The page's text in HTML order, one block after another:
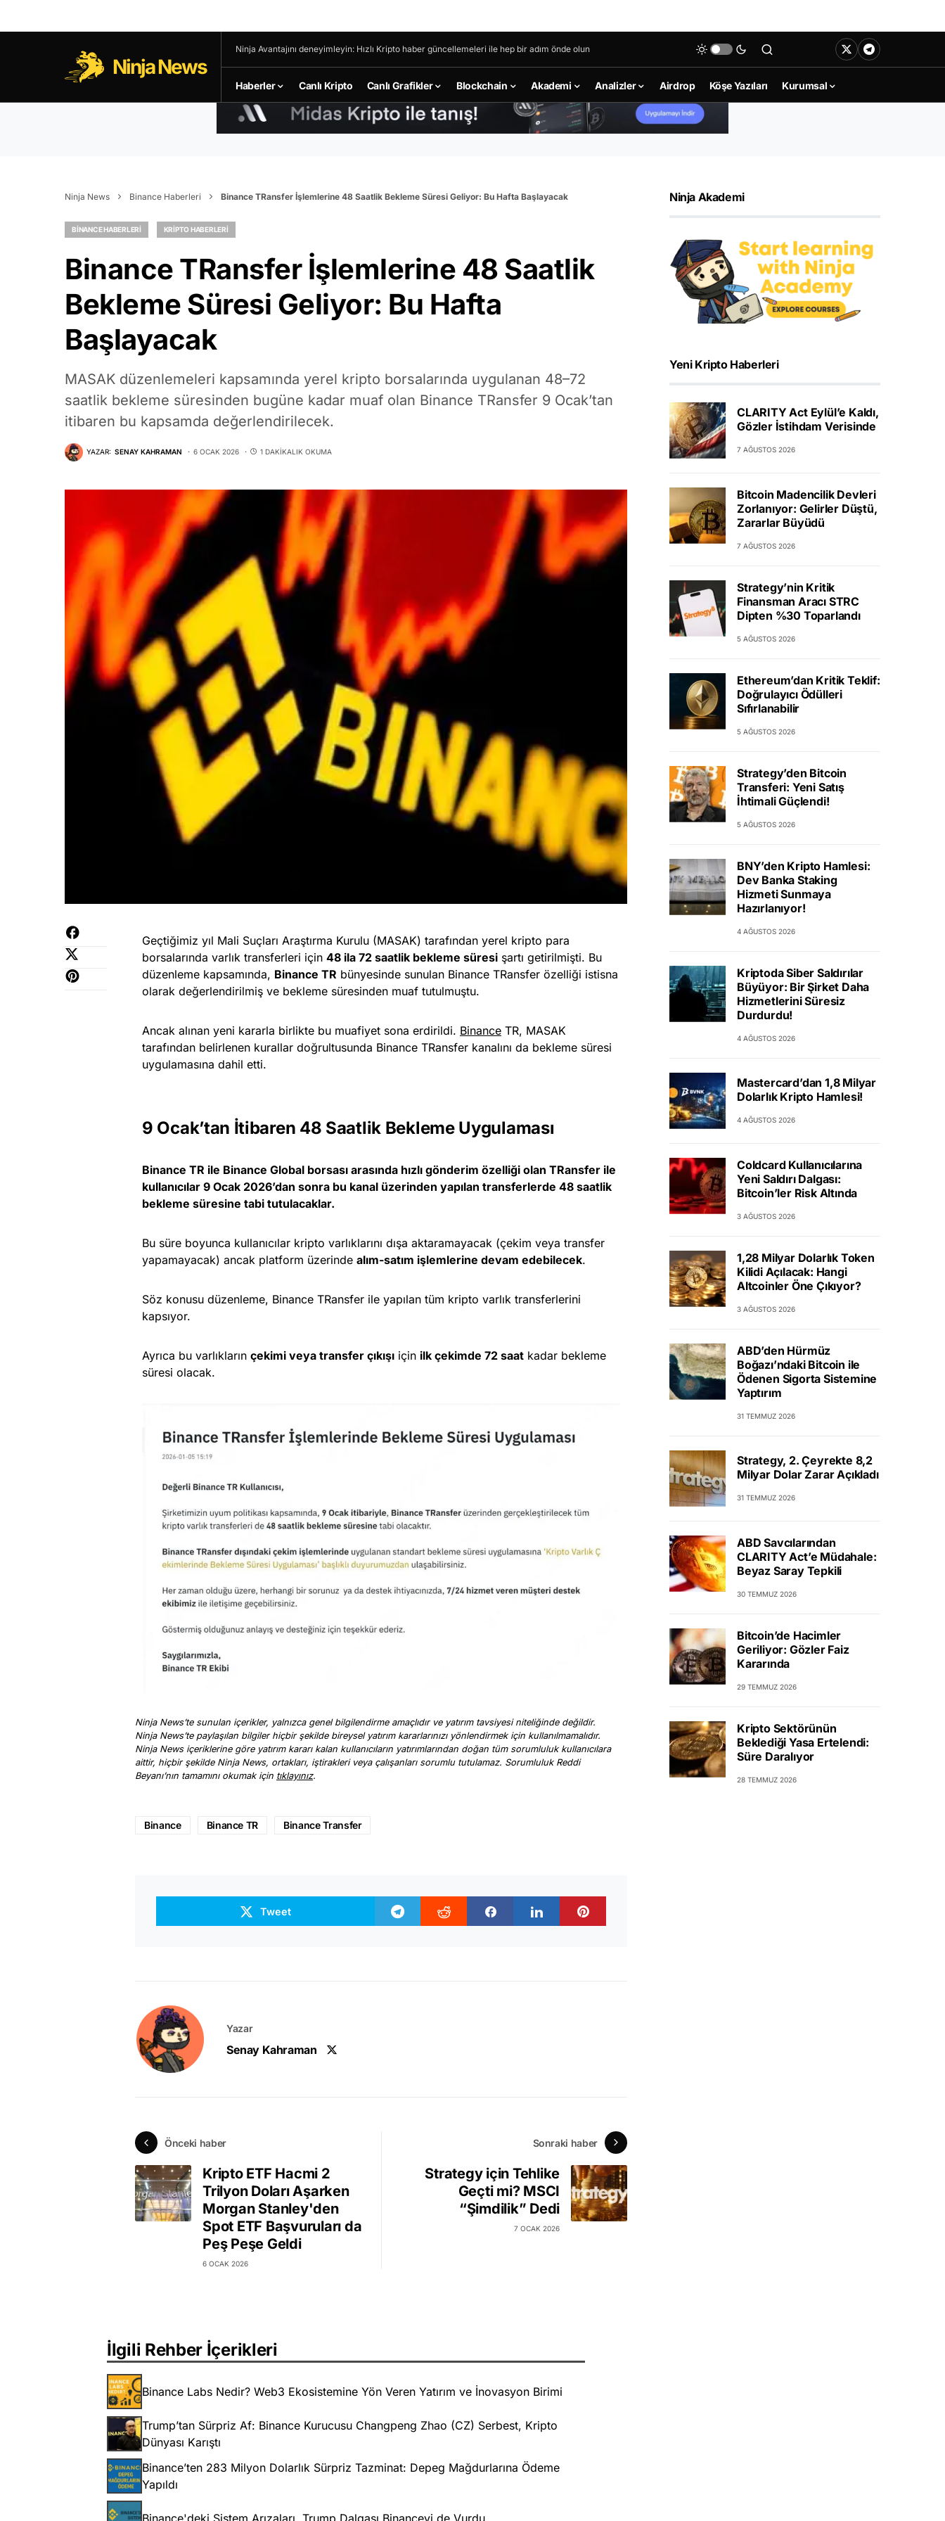
Ninja News
Ninja Avantajını deneyimleyin: Hızlı Kripto haber güncellemeleri ile hep bir adım önde olun
Haberler Canlı Kripto Canlı Grafikler Blockchain Akademi Analizler Airdrop Köşe Yazıları Kurumsal
Ninja News Binance Haberleri Binance TRansfer İşlemlerine 48 Saatlik Bekleme Süresi Geliyor: Bu Hafta Başlayacak
BINANCE HABERLERI KRIPTO HABERLERI
Binance TRansfer İşlemlerine 48 Saatlik
Bekleme Süresi Geliyor: Bu Hafta
Başlayacak
MASAK düzenlemeleri kapsamında yerel kripto borsalarında uygulanan 48–72
saatlik bekleme süresinden bugüne kadar muaf olan Binance TRansfer 9 Ocak’tan
itibaren bu kapsamda değerlendirilecek.
YAZAR: SENAY KAHRAMAN 6 OCAK 2026 1 DAKIKALIK OKUMA
Geçtiğimiz yıl Mali Suçları Araştırma Kurulu (MASAK) tarafından yerel kripto para
borsalarında varlık transferleri için 48 ila 72 saatlik bekleme süresi şartı getirilmişti. Bu
düzenleme kapsamında, Binance TR bünyesinde sunulan Binance TRansfer özelliği istisna
olarak değerlendirilmiş ve bekleme süresinden muaf tutulmuştu.
Ancak alınan yeni kararla birlikte bu muafiyet sona erdirildi. Binance TR, MASAK
tarafından belirlenen kurallar doğrultusunda Binance TRansfer kanalını da bekleme süresi
uygulamasına dahil etti.
9 Ocak’tan İtibaren 48 Saatlik Bekleme Uygulaması
Binance TR ile Binance Global borsası arasında hızlı gönderim özelliği olan TRansfer ile
kullanıcılar 9 Ocak 2026’dan sonra bu kanal üzerinden yapılan transferlerde 48 saatlik
bekleme süresine tabi tutulacaklar.
Bu süre boyunca kullanıcılar kripto varlıklarını dışa aktaramayacak (çekim veya transfer
yapamayacak) ancak platform üzerinde alım-satım işlemlerine devam edebilecek.
Söz konusu düzenleme, Binance TRansfer ile yapılan tüm kripto varlık transferlerini
kapsıyor.
Ayrıca bu varlıkların çekimi veya transfer çıkışı için ilk çekimde 72 saat kadar bekleme
süresi olacak.
Ninja News’te sunulan içerikler, yalnızca genel bilgilendirme amaçlıdır ve yatırım tavsiyesi niteliğinde değildir.
Ninja News’te paylaşılan bilgiler hiçbir şekilde bireysel yatırım kararlarınızı yönlendirmek için kullanılmamalıdır.
Ninja News içeriklerine göre yatırım kararı kalan kullanıcıların yatırımlarından doğan tüm sorumluluk kullanıcılara
aittir, hiçbir şekilde Ninja News, ortakları, iştirakleri veya çalışanları sorumlu tutulamaz. Sorumluluk Reddi
Beyanı’nın tamamını okumak için tıklayınız.
Binance Binance TR Binance Transfer
Tweet
Yazar
Senay Kahraman
Önceki haber
Kripto ETF Hacmi 2
Trilyon Doları Aşarken
Morgan Stanley'den
Spot ETF Başvuruları da
Peş Peşe Geldi
6 OCAK 2026
Sonraki haber
Strategy için Tehlike
Geçti mi? MSCI
“Şimdilik” Dedi
7 OCAK 2026
İlgili Rehber İçerikleri
Binance Labs Nedir? Web3 Ekosistemine Yön Veren Yatırım ve İnovasyon Birimi
Trump’tan Sürpriz Af: Binance Kurucusu Changpeng Zhao (CZ) Serbest, Kripto
Dünyası Karıştı
Binance’ten 283 Milyon Dolarlık Sürpriz Tazminat: Depeg Mağdurlarına Ödeme
Yapıldı
Ninja Akademi
Yeni Kripto Haberleri
CLARITY Act Eylül’e Kaldı,
Gözler İstihdam Verisinde
7 AĞUSTOS 2026
Bitcoin Madencilik Devleri
Zorlanıyor: Gelirler Düştü,
Zararlar Büyüdü
7 AĞUSTOS 2026
Strategy’nin Kritik
Finansman Aracı STRC
Dipten %30 Toparlandı
5 AĞUSTOS 2026
Ethereum’dan Kritik Teklif:
Doğrulayıcı Ödülleri
Sıfırlanabilir
5 AĞUSTOS 2026
Strategy’den Bitcoin
Transferi: Yeni Satış
İhtimali Güçlendi!
5 AĞUSTOS 2026
BNY’den Kripto Hamlesi:
Dev Banka Staking
Hizmeti Sunmaya
Hazırlanıyor!
4 AĞUSTOS 2026
Kriptoda Siber Saldırılar
Büyüyor: Bir Şirket Daha
Hizmetlerini Süresiz
Durdurdu!
4 AĞUSTOS 2026
Mastercard’dan 1,8 Milyar
Dolarlık Kripto Hamlesi!
4 AĞUSTOS 2026
Coldcard Kullanıcılarına
Yeni Saldırı Dalgası:
Bitcoin’ler Risk Altında
3 AĞUSTOS 2026
1,28 Milyar Dolarlık Token
Kilidi Açılacak: Hangi
Altcoinler Öne Çıkıyor?
3 AĞUSTOS 2026
ABD’den Hürmüz
Boğazı’ndaki Bitcoin ile
Ödenen Sigorta Sistemine
Yaptırım
31 TEMMUZ 2026
Strategy, 2. Çeyrekte 8,2
Milyar Dolar Zarar Açıkladı
31 TEMMUZ 2026
ABD Savcılarından
CLARITY Act’e Müdahale:
Beyaz Saray Tepkili
30 TEMMUZ 2026
Bitcoin’de Hacimler
Geriliyor: Gözler Faiz
Kararında
29 TEMMUZ 2026
Kripto Sektörünün
Beklediği Yasa Ertelendi:
Süre Daralıyor
28 TEMMUZ 2026